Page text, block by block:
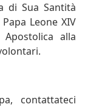
di Sua Santità
Leone XIV
alla
contattateci